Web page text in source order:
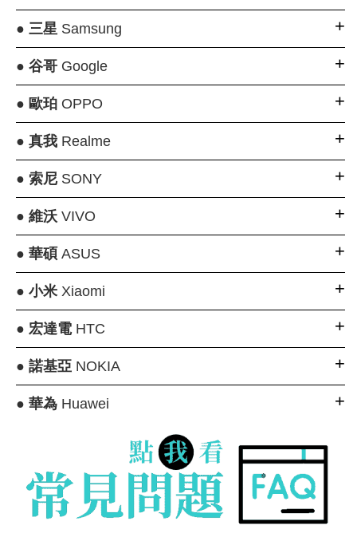
● 三星 Samsung
● 谷哥Google
● 歐珀OPPO
● 真我Realme
● 索尼SONY
● 維沃VIVO
● 華碩ASUS
● 小米Xiaomi
● 宏達電HTC
● 諾基亞NOKIA
● 華為Huawei